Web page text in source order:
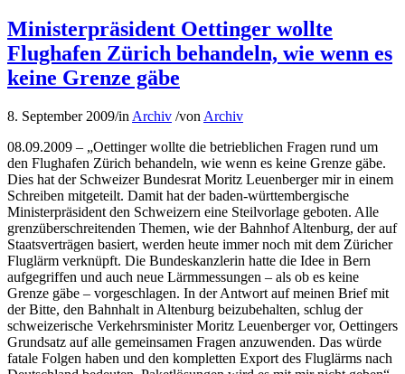
Ministerpräsident Oettinger wollte
Flughafen Zürich behandeln, wie wenn es
keine Grenze gäbe
8. September 2009/in Archiv /von Archiv
08.09.2009 – „Oettinger wollte die betrieblichen Fragen rund um
den Flughafen Zürich behandeln, wie wenn es keine Grenze gäbe.
Dies hat der Schweizer Bundesrat Moritz Leuenberger mir in einem
Schreiben mitgeteilt. Damit hat der baden-württembergische
Ministerpräsident den Schweizern eine Steilvorlage geboten. Alle
grenzüberschreitenden Themen, wie der Bahnhof Altenburg, der auf
Staatsverträgen basiert, werden heute immer noch mit dem Züricher
Fluglärm verknüpft. Die Bundeskanzlerin hatte die Idee in Bern
aufgegriffen und auch neue Lärmmessungen – als ob es keine
Grenze gäbe – vorgeschlagen. In der Antwort auf meinen Brief mit
der Bitte, den Bahnhalt in Altenburg beizubehalten, schlug der
schweizerische Verkehrsminister Moritz Leuenberger vor, Oettingers
Grundsatz auf alle gemeinsamen Fragen anzuwenden. Das würde
fatale Folgen haben und den kompletten Export des Fluglärms nach